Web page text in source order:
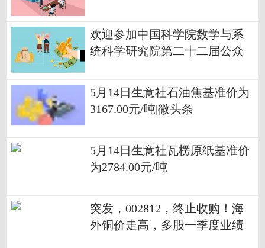
欢迎参加中国科学院数学与系
统科学研究院第二十二届公众
5月14日生意社石油焦基准价为
3167.00元/吨|微头条
5月14日生意社瓦楞原纸基准价
为2784.00元/吨
突发，002812，终止收购！海
外铜价走高，多股一季度业绩